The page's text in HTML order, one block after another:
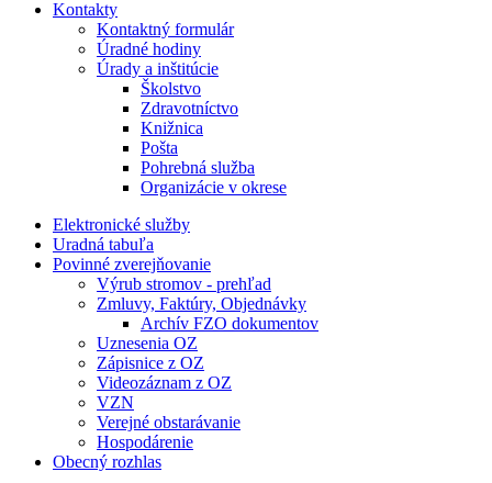
Kontakty
Kontaktný formulár
Úradné hodiny
Úrady a inštitúcie
Školstvo
Zdravotníctvo
Knižnica
Pošta
Pohrebná služba
Organizácie v okrese
Elektronické služby
Uradná tabuľa
Povinné zverejňovanie
Výrub stromov - prehľad
Zmluvy, Faktúry, Objednávky
Archív FZO dokumentov
Uznesenia OZ
Zápisnice z OZ
Videozáznam z OZ
VZN
Verejné obstarávanie
Hospodárenie
Obecný rozhlas